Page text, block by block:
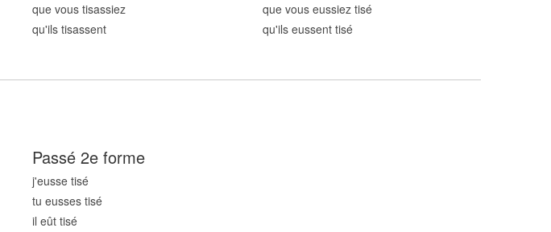
que vous tisassiez
qu'ils tisassent
que vous eussiez tisé
qu'ils eussent tisé
Passé 2e forme
j'eusse tisé
tu eusses tisé
il eût tisé